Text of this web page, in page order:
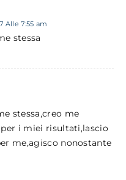
Alle 7:55 am
stessa
stessa,creo me
i miei risultati,lascio
me,agisco nonostante